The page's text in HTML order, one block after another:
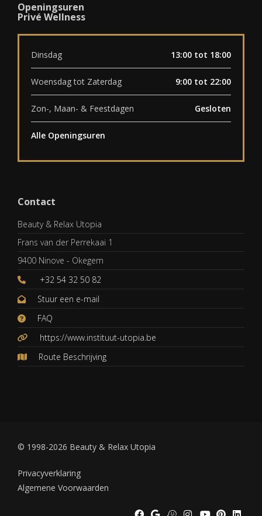
Openingsuren
Privé Wellness
Dinsdag 13:00 tot 18:00
Woensdag tot Zaterdag 9:00 tot 22:00
Zon-, Maan- & Feestdagen Gesloten
Alle Openingsuren
Contact
Beauty & Relax Utopia
Frans van der Perrekaai 1
9400 Ninove - Okegem
+32 54 32 50 82
Stuur een e-mail
FAQ
https://www.instituut-utopia.be
Route Beschrijving
© 1998-2026 Beauty & Relax Utopia
Privacyverklaring
Algemene Voorwaarden